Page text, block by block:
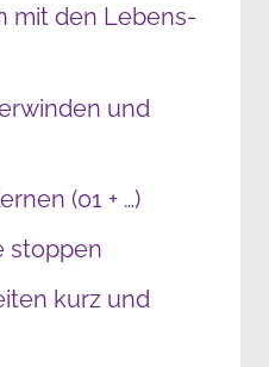
mit den Lebens-
und
(01 + …)
stoppen
kurz und